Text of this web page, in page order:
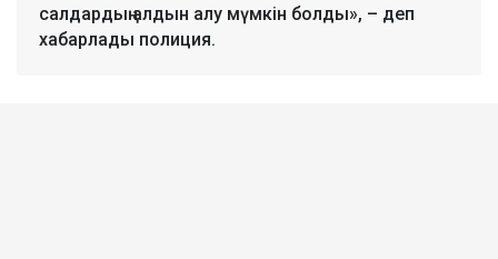
салдардың алдын алу мүмкін болды», – деп
хабарлады полиция.